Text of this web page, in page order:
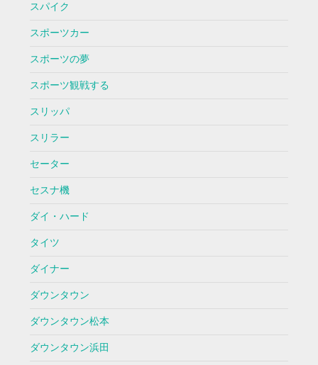
スパイク
スポーツカー
スポーツの夢
スポーツ観戦する
スリッパ
スリラー
セーター
セスナ機
ダイ・ハード
タイツ
ダイナー
ダウンタウン
ダウンタウン松本
ダウンタウン浜田